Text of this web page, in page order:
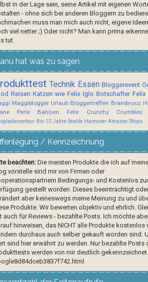
in der Lage sein, seine Artikel mit eigenen
- ohne sich bei anderen Bloggern zu
muss man mich auch nicht, eigene
viel netter ;) Oder nicht? Man kann prima
tut.
hat was zu sagen
Technik Essen Bloggerevent
Reisen Katzen wie Felix Iglo Botschafter Felix
Maggiblogger Urlaub Bloggertreffen Brandnooz
Perle
Bahlsen Felix Crunchy Crumbles
Bio 10 Jahre Sealife Hannover Amazon Shops
/ Kennzeichnung
beachten:Die meisten Produkte die ich auf
vorstelle sind mir von Firmen oder
Bedingungs- und Kostenlos zur
gestellt worden. Dieses beeinträchtigt
aber keineswegs meine Meinung zu und
Produkte. Wir bewerten objektiv und ehrlich.
auch für Reviews - bezahlte Posts. Ich möchte
hinweisen, das NICHT alle Produkte kostenlos
durchaus auch selber gekauft worden sind.
sind hier erwähnt zu werden. Nur bezahlte Posts
werden von mir deutlich gekennzeichnet.